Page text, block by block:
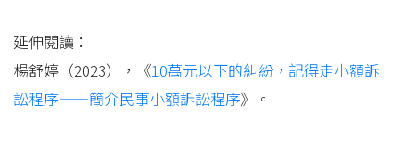
延伸閱讀：
楊舒婷（2023），《10萬元以下的糾紛，記得走小額訴
訟程序——簡介民事小額訴訟程序》。